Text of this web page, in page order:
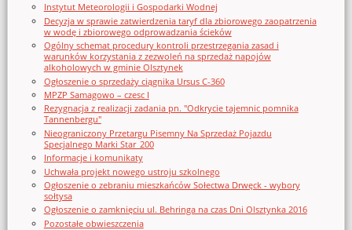
Instytut Meteorologii i Gospodarki Wodnej
Decyzja w sprawie zatwierdzenia taryf dla zbiorowego zaopatrzenia
w wodę i zbiorowego odprowadzania ścieków
Ogólny schemat procedury kontroli przestrzegania zasad i
warunków korzystania z zezwoleń na sprzedaż napojów
alkoholowych w gminie Olsztynek
Ogłoszenie o sprzedaży ciągnika Ursus C-360
MPZP Samagowo – czesc I
Rezygnacja z realizacji zadania pn. "Odkrycie tajemnic pomnika
Tannenbergu"
Nieograniczony Przetargu Pisemny Na Sprzedaż Pojazdu
Specjalnego Marki Star_200
Informacje i komunikaty
Uchwała projekt nowego ustroju szkolnego
Ogłoszenie o zebraniu mieszkańców Sołectwa Drwęck - wybory
sołtysa
Ogłoszenie o zamknięciu ul. Behringa na czas Dni Olsztynka 2016
Pozostałe obwieszczenia